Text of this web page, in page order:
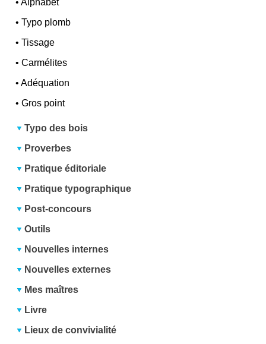
•Alphabet
•Typo plomb
•Tissage
•Carmélites
•Adéquation
•Gros point
Typo des bois
Proverbes
Pratique éditoriale
Pratique typographique
Post-concours
Outils
Nouvelles internes
Nouvelles externes
Mes maîtres
Livre
Lieux de convivialité